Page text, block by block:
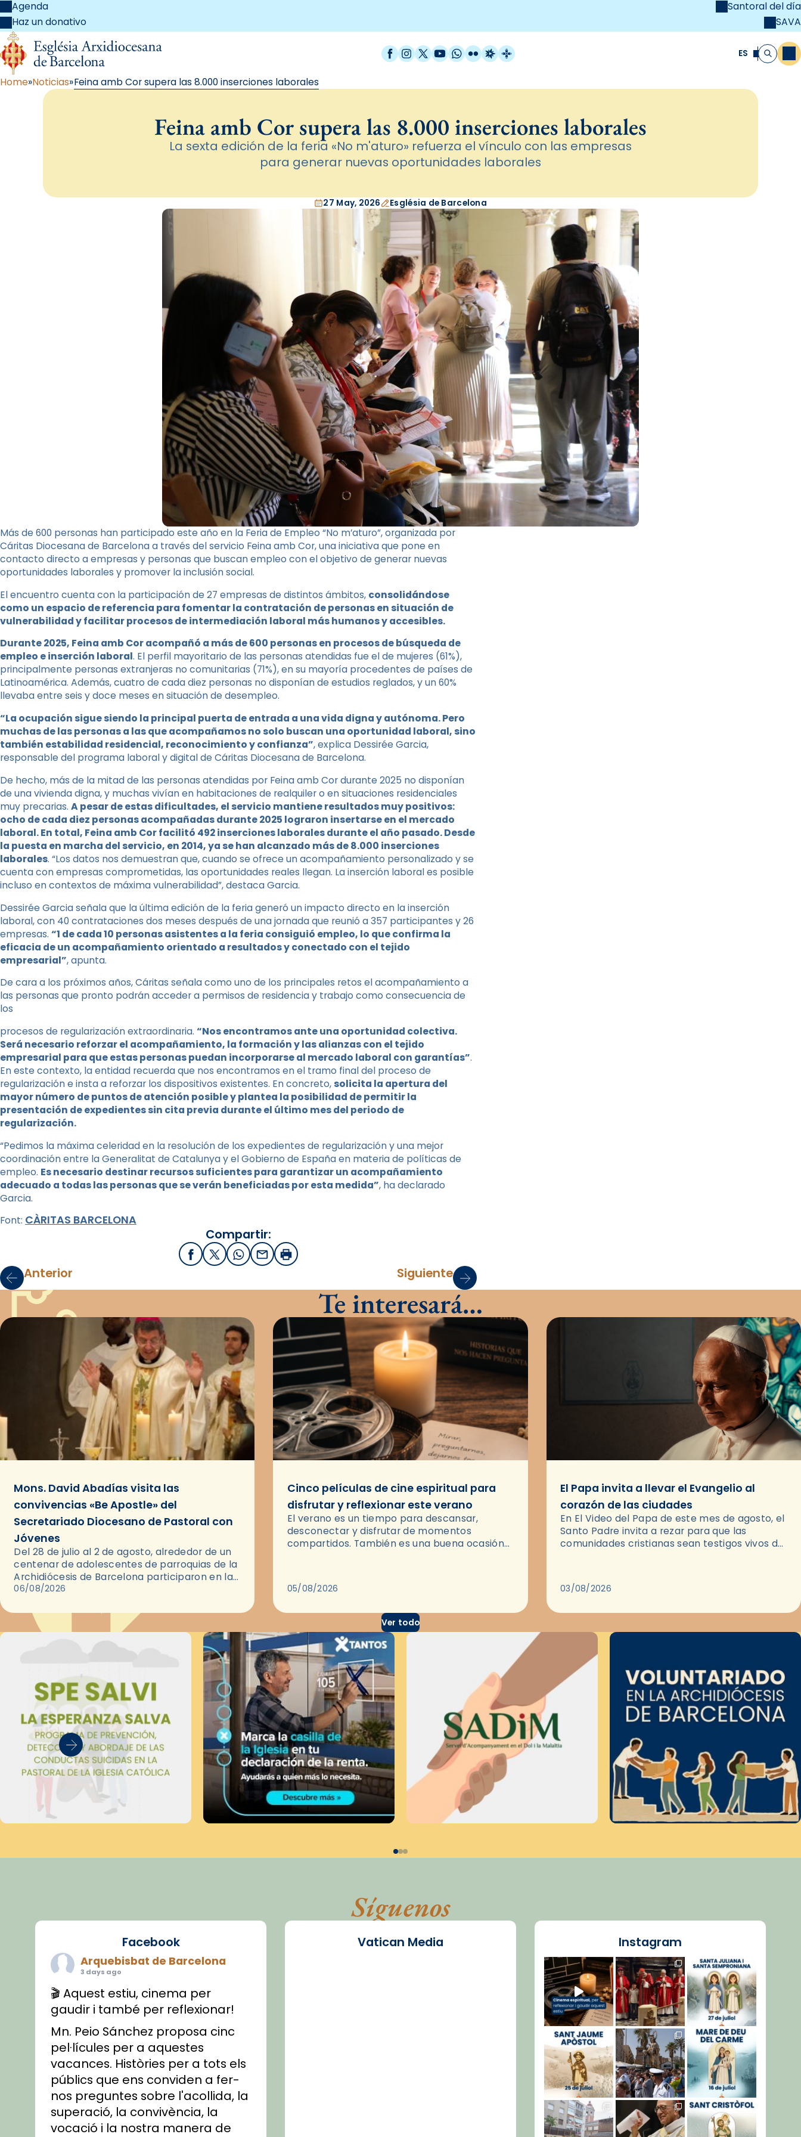
Agenda
Haz un donativo
Santoral del día
SAVA
Facebook
Instagram
X / Twitter
YouTube
WhatsApp
FlickrRadio Estel
Catalunya Cristiana ES Buscar
Home Noticias Feina amb Cor supera las 8.000 inserciones laborales
Feina amb Cor supera las 8.000 inserciones laborales
La sexta edición de la feria «No m'aturo» refuerza el vínculo con las empresas
para generar nuevas oportunidades laborales
27 May, 2026 Església de Barcelona
Más de 600 personas han participado este año en la Feria de Empleo “No m’aturo”, organizada por
Cáritas Diocesana de Barcelona a través del servicio Feina amb Cor, una iniciativa que pone en
contacto directo a empresas y personas que buscan empleo con el objetivo de generar nuevas
oportunidades laborales y promover la inclusión social.
El encuentro cuenta con la participación de 27 empresas de distintos ámbitos, consolidándose
como un espacio de referencia para fomentar la contratación de personas en situación de
vulnerabilidad y facilitar procesos de intermediación laboral más humanos y accesibles.
Durante 2025, Feina amb Cor acompañó a más de 600 personas en procesos de búsqueda de
empleo e inserción laboral. El perfil mayoritario de las personas atendidas fue el de mujeres (61%),
principalmente personas extranjeras no comunitarias (71%), en su mayoría procedentes de países de
Latinoamérica. Además, cuatro de cada diez personas no disponían de estudios reglados, y un 60%
llevaba entre seis y doce meses en situación de desempleo.
“La ocupación sigue siendo la principal puerta de entrada a una vida digna y autónoma. Pero
muchas de las personas a las que acompañamos no solo buscan una oportunidad laboral, sino
también estabilidad residencial, reconocimiento y confianza”, explica Dessirée Garcia,
responsable del programa laboral y digital de Cáritas Diocesana de Barcelona.
De hecho, más de la mitad de las personas atendidas por Feina amb Cor durante 2025 no disponían
de una vivienda digna, y muchas vivían en habitaciones de realquiler o en situaciones residenciales
muy precarias. Apesardeestasdificultades, el servicio mantieneresultadosmuypositivos:
ocho de cada diez personas acompañadas durante 2025 lograron insertarse en el mercado
laboral. En total, Feina amb Cor facilitó 492 inserciones laborales durante el año pasado. Desde
la puesta en marcha del servicio, en 2014, ya se han alcanzado más de 8.000 inserciones
laborales. “Los datos nos demuestran que, cuando se ofrece un acompañamiento personalizado y se
cuenta con empresas comprometidas, las oportunidades reales llegan. La inserción laboral es posible
incluso en contextos de máxima vulnerabilidad”, destaca Garcia.
Dessirée Garcia señala que la última edición de la feria generó un impacto directo en la inserción
laboral, con 40 contrataciones dos meses después de una jornada que reunió a 357 participantes y 26
empresas. “1 de cada 10 personas asistentes a la feria consiguió empleo, lo que confirma la
eficacia de un acompañamiento orientado a resultados y conectado con el tejido
empresarial”, apunta.
De cara a los próximos años, Cáritas señala como uno de los principales retos el acompañamiento a
las personas que pronto podrán acceder a permisos de residencia y trabajo como consecuencia de
los
procesos de regularización extraordinaria. “Nosencontramosanteuna oportunidad colectiva.
Será necesario reforzar el acompañamiento, la formación y las alianzas con el tejido
empresarial para que estas personas puedan incorporarse al mercado laboral con garantías”.
En este contexto, la entidad recuerda que nos encontramos en el tramo final del proceso de
regularización e insta a reforzar los dispositivos existentes. En concreto, solicita la apertura del
mayor número de puntos de atención posible y plantea la posibilidad de permitir la
presentación de expedientes sin cita previa durante el último mes del periodo de
regularización.
“Pedimos la máxima celeridad en la resolución de los expedientes de regularización y una mejor
coordinación entre la Generalitat de Catalunya y el Gobierno de España en materia de políticas de
empleo. Es necesario destinar recursos suficientes para garantizar un acompañamiento
adecuado a todas las personas que se verán beneficiadas por esta medida”, ha declarado
Garcia.
Font: CÀRITAS BARCELONA
Compartir:
FacebookX / Twitter
WhatsApp
EmailImprimir
Anterior Siguiente
Te interesará…
Mons. David Abadías visita las
convivencias «Be Apostle» del
Secretariado Diocesano de Pastoral con
Jóvenes
Del 28 de julio al 2 de agosto, alrededor de un
centenar de adolescentes de parroquias de la
Archidiócesis de Barcelona participaron en las
convivencias Be Apostle, organizadas por el
06/08/2026
Cinco películas de cine espiritual para
disfrutar y reflexionar este verano
El verano es un tiempo para descansar,
desconectar y disfrutar de momentos
compartidos. También es una buena ocasión
05/08/2026
El Papa invita a llevar el Evangelio al
corazón de las ciudades
En El Video del Papa de este mes de agosto, el
Santo Padre invita a rezar para que las
comunidades cristianas sean testigos vivos del
03/08/2026
Ver todo
Síguenos
Facebook
Arquebisbat de Barcelona
3 days ago
🎬 Aquest estiu, cinema per
gaudir i també per reflexionar!
Mn. Peio Sánchez proposa cinc
pel·lícules per a aquestes
vacances. Històries per a tots els
públics que ens conviden a fer-
nos preguntes sobre l'acollida, la
superació, la convivència, la
vocació i la nostra manera de
Vatican Media Instagram